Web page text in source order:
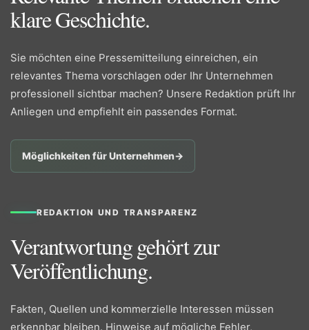
klare Geschichte.
Sie möchten eine Pressemitteilung einreichen, ein
relevantes Thema vorschlagen oder Ihr Unternehmen
professionell sichtbar machen? Unsere Redaktion prüft Ihr
Anliegen und empfiehlt ein passendes Format.
Möglichkeiten für Unternehmen→
REDAKTION UND TRANSPARENZ
Verantwortung gehört zur
Veröffentlichung.
Fakten, Quellen und kommerzielle Interessen müssen
erkennbar bleiben. Hinweise auf mögliche Fehler,